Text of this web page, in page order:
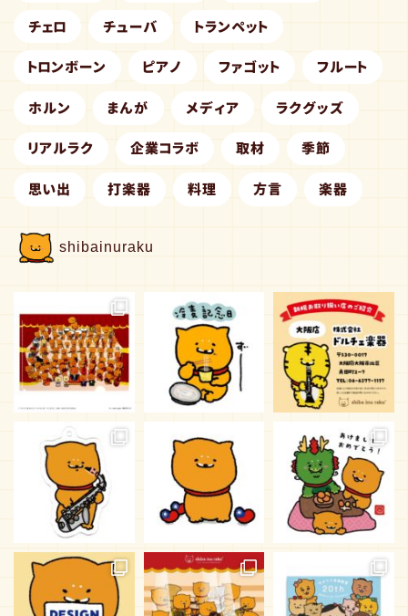
チェロ チューバ トランペット
トロンボーン ピアノ ファゴット フルート
ホルン まんが メディア ラクグッズ
リアルラク 企業コラボ 取材 季節
思い出 打楽器 料理 方言 楽器
shibainuraku